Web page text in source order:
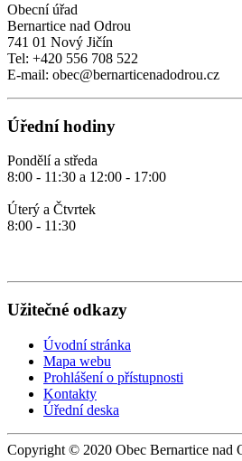
Obecní úřad
Bernartice nad Odrou
741 01 Nový Jičín
Tel: +420 556 708 522
E-mail: obec@bernarticenadodrou.cz
Úřední hodiny
Pondělí a středa
8:00 - 11:30 a 12:00 - 17:00
Úterý a Čtvrtek
8:00 - 11:30
Užitečné odkazy
Úvodní stránka
Mapa webu
Prohlášení o přístupnosti
Kontakty
Úřední deska
Copyright © 2020 Obec Bernartice nad